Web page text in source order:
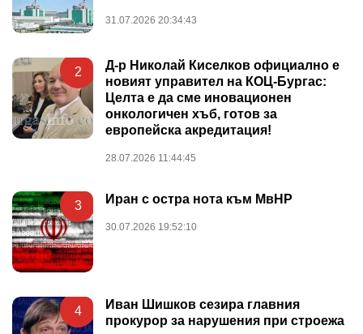
31.07.2026 20:34:43
2
Д-р Николай Киселков официално е
новият управител на КОЦ-Бургас:
Целта е да сме иновационен
онкологичен хъб, готов за
европейска акредитация!
28.07.2026 11:44:45
3 Иран с остра нота към МвНР
30.07.2026 19:52:10
4
Иван Шишков сезира главния
прокурор за нарушения при строежа